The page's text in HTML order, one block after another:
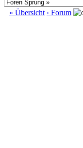
« Übersicht ‹ Forum